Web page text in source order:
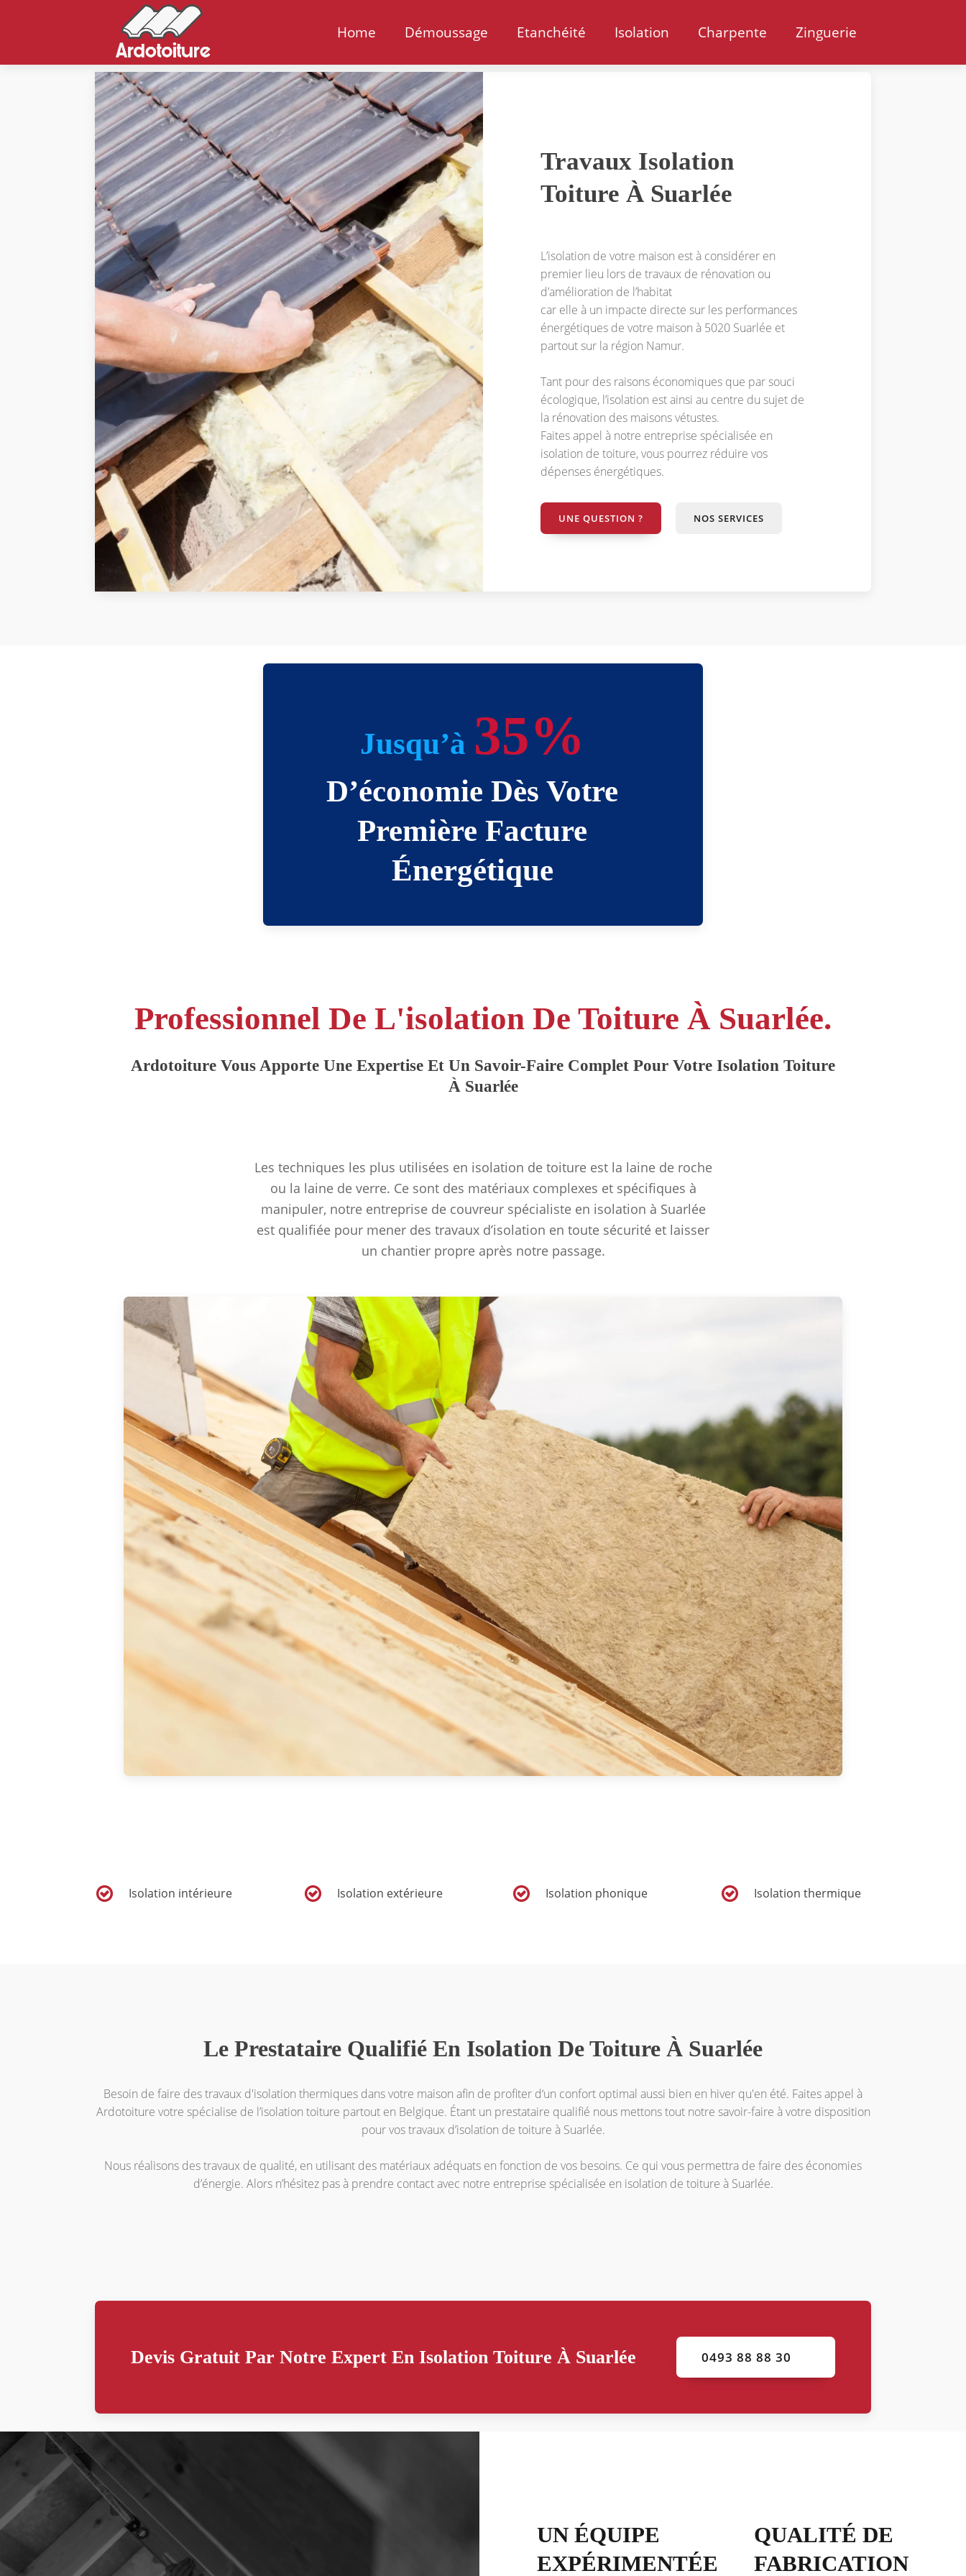
Home Démoussage Etanchéité Isolation Charpente Zinguerie
Travaux Isolation
Toiture À Suarlée
L’isolation de votre maison est à considérer en
premier lieu lors de travaux de rénovation ou
d’amélioration de l’habitat
car elle à un impacte directe sur les performances
énergétiques de votre maison à 5020 Suarlée et
partout sur la région Namur.
Tant pour des raisons économiques que par souci
écologique, l’isolation est ainsi au centre du sujet de
la rénovation des maisons vétustes.
Faites appel à notre entreprise spécialisée en
isolation de toiture, vous pourrez réduire vos
dépenses énergétiques.
UNE QUESTION ? NOS SERVICES
Jusqu’à 35%
D’économie Dès Votre
Première Facture
Énergétique
Professionnel De L'isolation De Toiture À Suarlée.
Ardotoiture Vous Apporte Une Expertise Et Un Savoir-Faire Complet Pour Votre Isolation Toiture
À Suarlée
Les techniques les plus utilisées en isolation de toiture est la laine de roche
ou la laine de verre. Ce sont des matériaux complexes et spécifiques à
manipuler, notre entreprise de couvreur spécialiste en isolation à Suarlée
est qualifiée pour mener des travaux d’isolation en toute sécurité et laisser
un chantier propre après notre passage.
Isolation intérieure Isolation extérieure Isolation phonique Isolation thermique
Le Prestataire Qualifié En Isolation De Toiture À Suarlée
Besoin de faire des travaux d'isolation thermiques dans votre maison afin de profiter d‘un confort optimal aussi bien en hiver qu'en été. Faites appel à
Ardotoiture votre spécialise de l’isolation toiture partout en Belgique. Étant un prestataire qualifié nous mettons tout notre savoir-faire à votre disposition
pour vos travaux d’isolation de toiture à Suarlée.
Nous réalisons des travaux de qualité, en utilisant des matériaux adéquats en fonction de vos besoins. Ce qui vous permettra de faire des économies
d’énergie. Alors n’hésitez pas à prendre contact avec notre entreprise spécialisée en isolation de toiture à Suarlée.
Devis Gratuit Par Notre Expert En Isolation Toiture À Suarlée 0493 88 88 30
UN ÉQUIPE
EXPÉRIMENTÉE
QUALITÉ DE
FABRICATION